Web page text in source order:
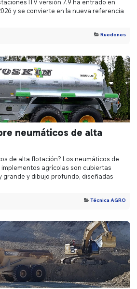
ITV versión 7.9 ha entrado en
y se convierte en la nueva referencia
Ruedones
neumáticos de alta
de alta flotación? Los neumáticos de
agrícolas son cubiertas
grande y dibujo profundo, diseñadas
Técnica AGRO